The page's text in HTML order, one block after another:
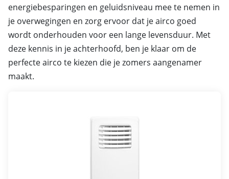
energiebesparingen en geluidsniveau mee te nemen in
je overwegingen en zorg ervoor dat je airco goed
wordt onderhouden voor een lange levensduur. Met
deze kennis in je achterhoofd, ben je klaar om de
perfecte airco te kiezen die je zomers aangenamer
maakt.